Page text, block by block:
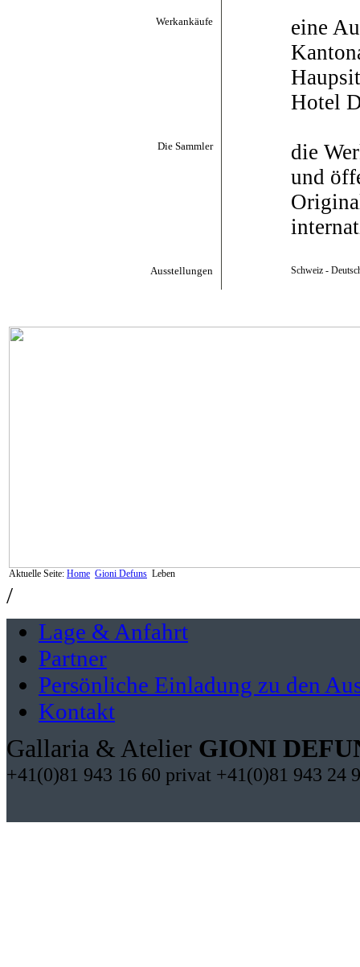
Werkankäufe
eine
Hotel
Die Sammler
die
und
Ausstellungen Schweiz -
Aktuelle Seite: Home Gioni Defuns Leben
/
Lage & Anfahrt
Partner
Persönliche Einladung zu den
Kontakt
Gallaria & Atelier GIONI
+41(0)81 943 16 60 privat +41(0)81 943 24